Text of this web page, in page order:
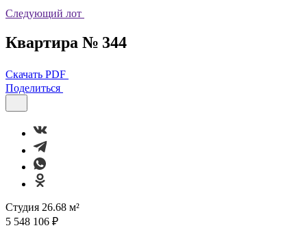
Следующий лот
Квартира № 344
Скачать PDF
Поделиться
Студия 26.68 м²
5 548 106 ₽